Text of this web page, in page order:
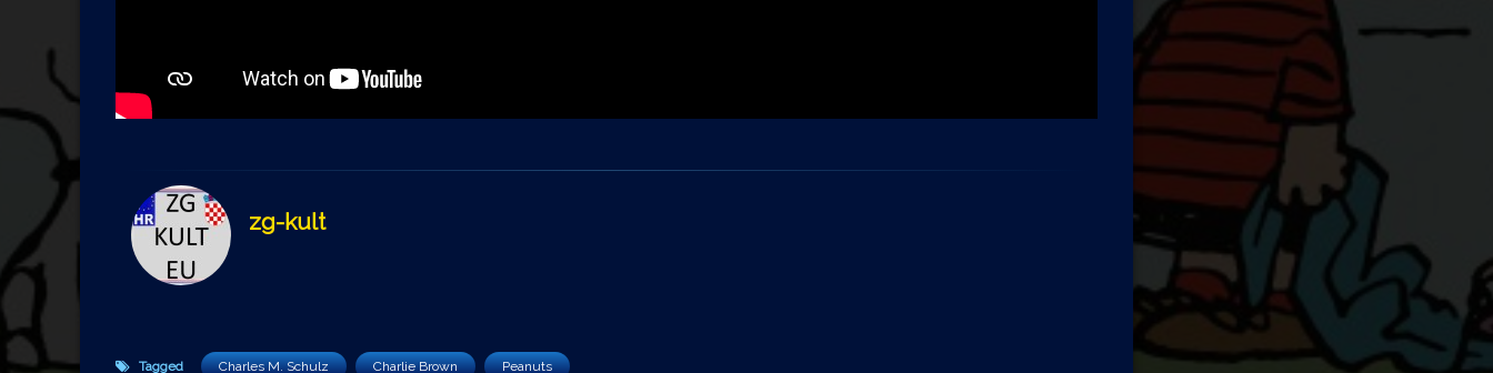
zg-kult
Tagged Charles M. Schulz Charlie Brown Peanuts